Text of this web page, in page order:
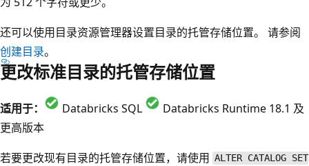
还可以使用目录资源管理器设置目录的托管存储位置。 请参阅
创建目录。
更改标准目录的托管存储位置
适用于： Databricks SQL
Databricks Runtime 18.1 及
更高版本
若要更改现有目录的托管存储位置，请使用 ALTER CATALOG SET